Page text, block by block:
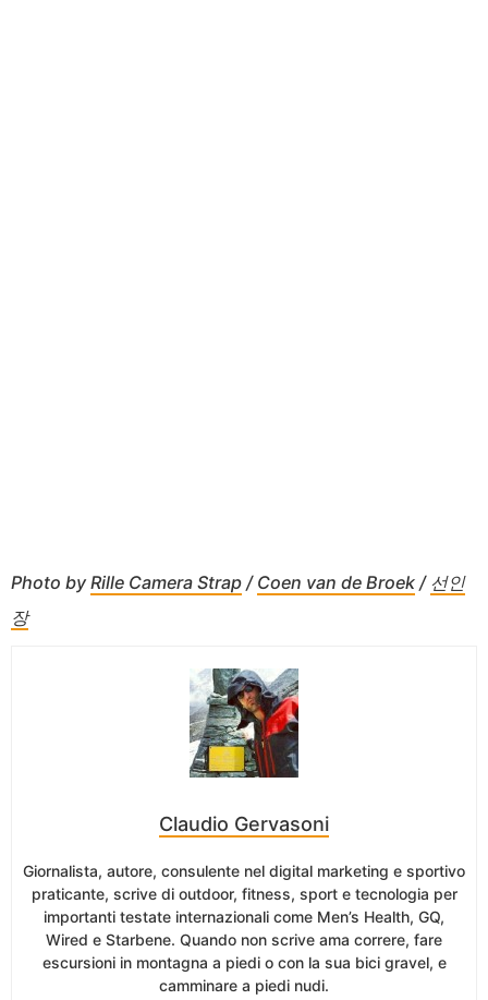
Photo byRille Camera Strap / Coen van de Broek / 선인
장
Claudio Gervasoni
Giornalista, autore, consulente nel digital marketing e sportivo
praticante, scrive di outdoor, fitness, sport e tecnologia per
importanti testate internazionali come Men’s Health, GQ,
Wired e Starbene. Quando non scrive ama correre, fare
escursioni in montagna a piedi o con la sua bici gravel, e
camminare a piedi nudi.